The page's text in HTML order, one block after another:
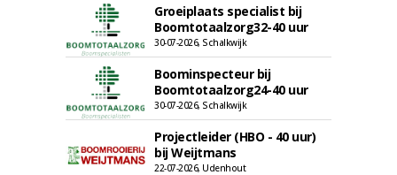
Groeiplaats specialist bij
Boomtotaalzorg32-40 uur
30-07-2026, Schalkwijk
Boominspecteur bij
Boomtotaalzorg24-40 uur
30-07-2026, Schalkwijk
Projectleider (HBO - 40 uur)
bij Weijtmans
22-07-2026, Udenhout